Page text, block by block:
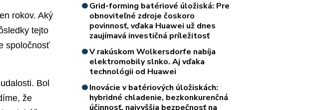
rokov. Aký
tejto
spoločnosť
Bol
že
Grid-forming batériové úložiská: Pre
obnoviteľné zdroje čoskoro
povinnosť, vďaka Huawei už dnes
zaujímavá investičná príležitosť
V rakúskom Wolkersdorfe nabíja
elektromobily slnko. Aj vďaka
technológii od Huawei
Inovácie v batériových úložiskách:
hybridné chladenie, bezkonkurenčná
účinnosť, najvyššia bezpečnosť na